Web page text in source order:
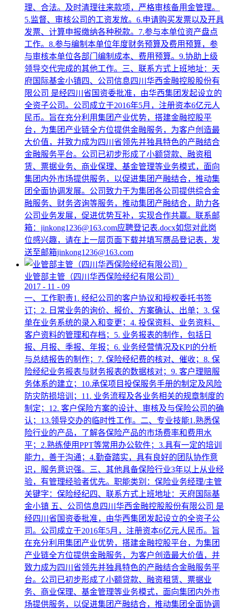
理、合法。及时清理往来款项，严格审核备用金管理。
5.监督、审核公司的工资发放。6.申请购买发票以及开具
发票、计算申报缴纳各种税款。7.参与本单位资产盘点
工作。8.参与编制本单位年度财务预算及费用预算，参
与审核本单位各部门编制成本、费用预算。9.协助上级
领导交代完成的其他工作。三、联系方式上班地址：天
府国际基金小镇四、公司信息四川华西金融控股股份有
限公司 是经四川省国资委批准，由华西集团发起设立的
全资子公司。公司成立于2016年5月，注册资本6亿元人
民币。旨在充分利用集团产业优势，搭建金融控股平
台，为集团产业链全方位提供金融服务，为客户创造最
大价值，并致力成为四川省领先并独具特色的产融结合
金融服务平台。公司已初步形成了小额贷款、融资租
赁、票据业务、商业保理、基金管理等业务模式，面向
集团内外市场提供服务，以促进集团产融结合，推动集
团全面协调发展。公司致力于为集团各公司提供综合金
融服务、财务咨询等服务，推动集团产融结合，助力各
公司业务发展，促进优势互补，实现合作共赢。联系邮
箱：jinkong1236@163.com应聘登记表.docx如您对此岗
位感兴趣，请在上一层页面下载并填写赝品登记表，发
送至邮箱jinkong1236@163.com
业管部主管（四川华西保险经纪有限公司）
2017 - 11 - 09
一、工作职责1. 经纪公司的客户协议和授权委托书签
订；2. 日常业务的询价、报价、方案确认、出单；3. 保
单在业务系统的录入和变更；4. 投保资料、业务资料、
客户资料的管理和存档；5. 业务报表的制作，包括日
报、月报、季报、年报；6. 业务经营情况及KPI的分析
与总结报告的制作；7. 保险经纪费的核对、催收；8. 保
险经纪业务报表与财务报表的数据核对；9. 客户理赔服
务体系的建立；10.承保项目投保服务手册的制定及风险
防灾防损培训；11. 业务流程及各业务相关的规章制度的
制定；12. 客户保险方案的设计、审核及与保险公司的确
认；13.领导交办的临时性工作。二、专业技能1.熟悉保
险行业的产品，了解各保险产品的市场费率和费用水
平；2.熟练使用PPT等常用办公软件；3.具有一定的培训
能力，善于沟通；4.勤奋踏实，具有良好的团队协作意
识，服务意识强。三、其他具备保险行业3年以上从业经
验，有管理经验者优先。职能类别：保险业务经理/主管
关键字：保险经纪四、联系方式上班地址：天府国际基
金小镇 五、公司信息四川华西金融控股股份有限公司 是
经四川省国资委批准，由华西集团发起设立的全资子公
司。公司成立于2016年5月，注册资本6亿元人民币。旨
在充分利用集团产业优势，搭建金融控股平台，为集团
产业链全方位提供金融服务，为客户创造最大价值，并
致力成为四川省领先并独具特色的产融结合金融服务平
台。公司已初步形成了小额贷款、融资租赁、票据业
务、商业保理、基金管理等业务模式，面向集团内外市
场提供服务，以促进集团产融结合，推动集团全面协调